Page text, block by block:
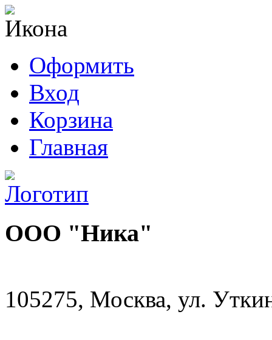
Оформить
Вход
Корзина
Главная
ООО "Ника"
105275, Москва, ул.